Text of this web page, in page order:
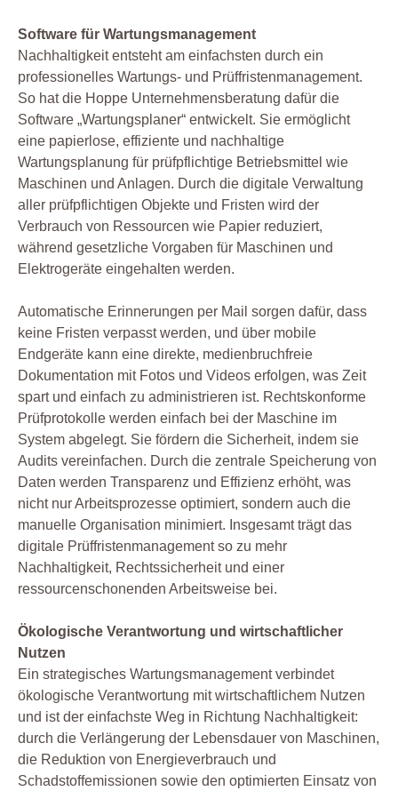
Software für Wartungsmanagement
Nachhaltigkeit entsteht am einfachsten durch ein
professionelles Wartungs- und Prüffristenmanagement.
So hat die Hoppe Unternehmensberatung dafür die
Software „Wartungsplaner“ entwickelt. Sie ermöglicht
eine papierlose, effiziente und nachhaltige
Wartungsplanung für prüfpflichtige Betriebsmittel wie
Maschinen und Anlagen. Durch die digitale Verwaltung
aller prüfpflichtigen Objekte und Fristen wird der
Verbrauch von Ressourcen wie Papier reduziert,
während gesetzliche Vorgaben für Maschinen und
Elektrogeräte eingehalten werden.
Automatische Erinnerungen per Mail sorgen dafür, dass
keine Fristen verpasst werden, und über mobile
Endgeräte kann eine direkte, medienbruchfreie
Dokumentation mit Fotos und Videos erfolgen, was Zeit
spart und einfach zu administrieren ist. Rechtskonforme
Prüfprotokolle werden einfach bei der Maschine im
System abgelegt. Sie fördern die Sicherheit, indem sie
Audits vereinfachen. Durch die zentrale Speicherung von
Daten werden Transparenz und Effizienz erhöht, was
nicht nur Arbeitsprozesse optimiert, sondern auch die
manuelle Organisation minimiert. Insgesamt trägt das
digitale Prüffristenmanagement so zu mehr
Nachhaltigkeit, Rechtssicherheit und einer
ressourcenschonenden Arbeitsweise bei.
Ökologische Verantwortung und wirtschaftlicher
Nutzen
Ein strategisches Wartungsmanagement verbindet
ökologische Verantwortung mit wirtschaftlichem Nutzen
und ist der einfachste Weg in Richtung Nachhaltigkeit:
durch die Verlängerung der Lebensdauer von Maschinen,
die Reduktion von Energieverbrauch und
Schadstoffemissionen sowie den optimierten Einsatz von